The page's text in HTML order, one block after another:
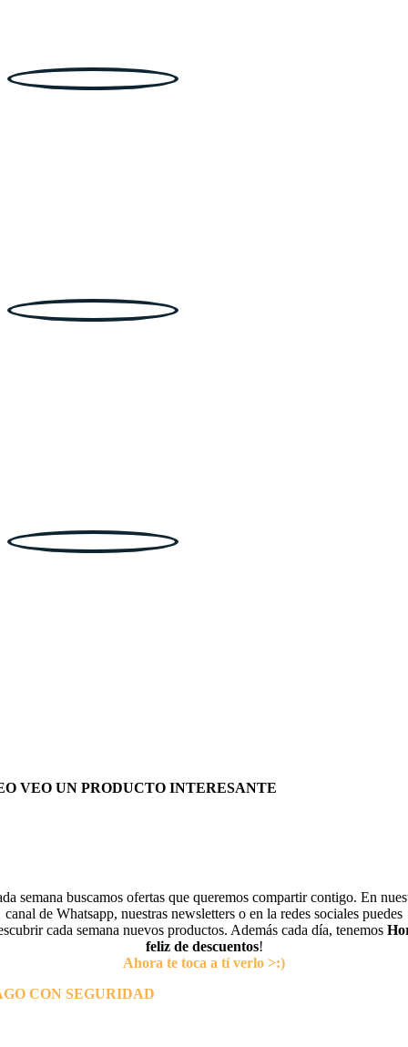
VEO UN PRODUCTO INTERESANTE
semana buscamos ofertas que queremos compartir contigo. En
canal de Whatsapp, nuestras newsletters o en la redes sociales puedes
cada semana nuevos productos. Además cada día, tenemos
feliz de descuentos!
Ahora te toca a tí verlo >:)
CON SEGURIDAD